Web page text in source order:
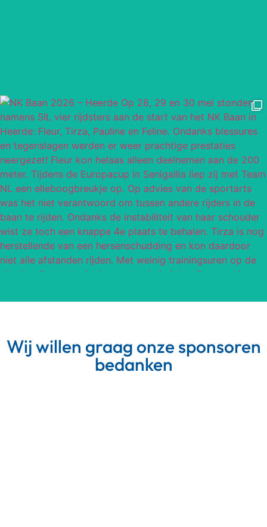
Wij willen graag onze sponsoren
bedanken